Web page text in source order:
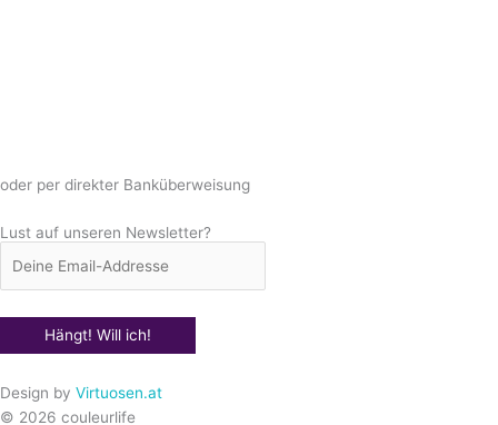
oder per direkter Banküberweisung
Lust auf unseren Newsletter?
Design by Virtuosen.at
© 2026 couleurlife